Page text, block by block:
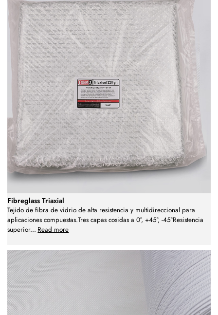
Fibreglass Triaxial
Tejido de fibra de vidrio de alta resistencia y multidireccional para
aplicaciones compuestas.Tres capas cosidas a 0°, +45°, -45°Resistencia
superior... Read more